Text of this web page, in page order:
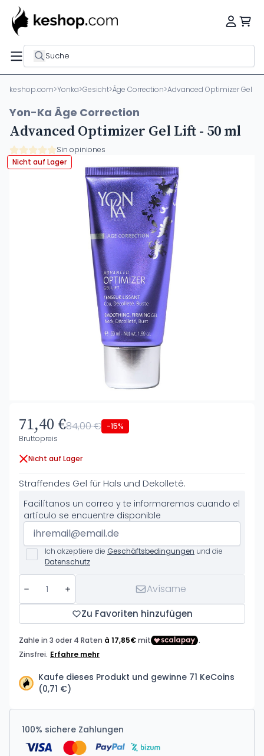
Suche
keshop.com>Yonka>Gesicht>Âge Correction>Advanced Optimizer Gel
Yon-Ka Âge Correction
Advanced Optimizer Gel Lift - 50 ml
Sin opiniones
Nicht auf Lager
71,40 €84,00 € -15%
Bruttopreis
Nicht auf Lager
Straffendes Gel für Hals und Dekolleté.
Facilítanos un correo y te informaremos cuando el
artículo se encuentre disponible
Ich akzeptiere die Geschäftsbedingungen und die
Datenschutz
Avísame
Zu Favoriten hinzufügen
Kaufe dieses Produkt und gewinne 71 KeCoins
(0,71 €)
100% sichere Zahlungen